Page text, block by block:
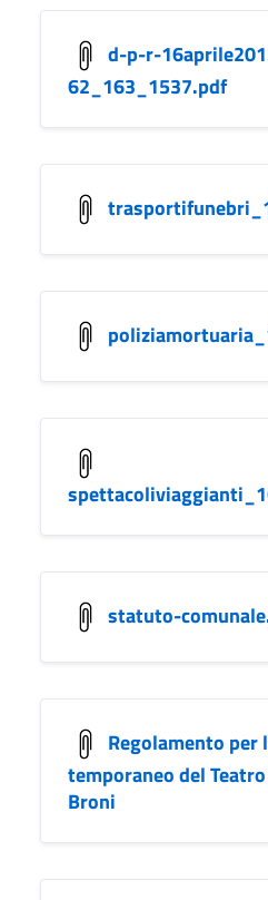
d-p-r-
62_163_1537.pdf
statuto-
Regolamento
temporaneo del
Broni